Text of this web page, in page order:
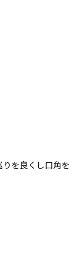
を良くし口角を